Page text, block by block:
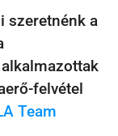
szeretnénk a
felvétel
Team